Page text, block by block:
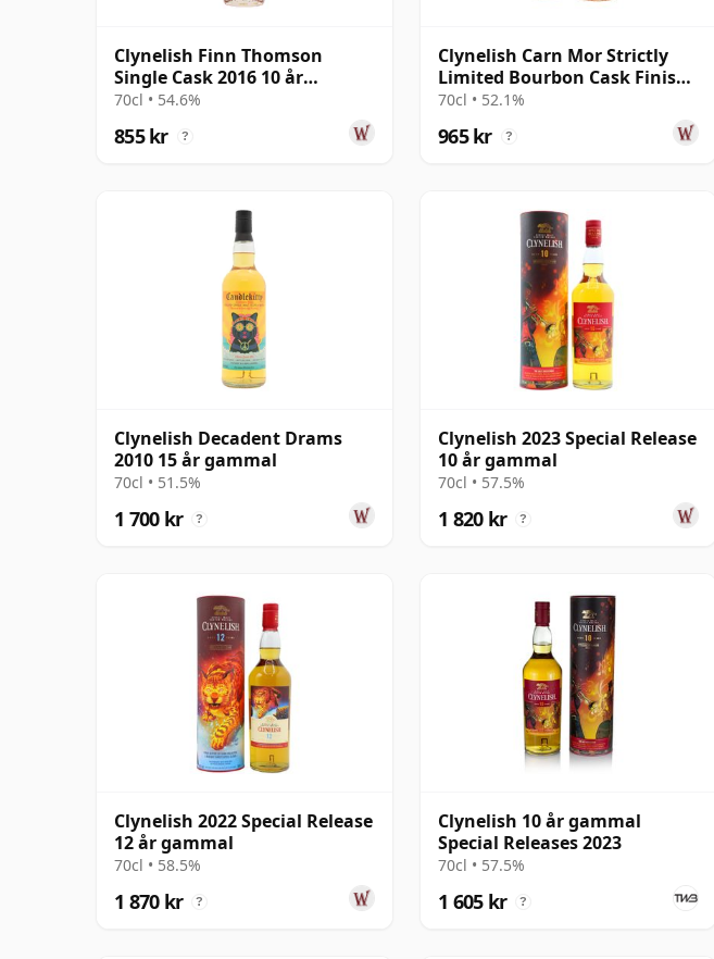
Clynelish Finn Thomson
Single Cask 2016 10 år
gammal
70cl • 54.6%
855 kr ?
Clynelish Carn Mor Strictly
Limited Bourbon Cask Finish
Sing 2014 11 år gammal
70cl • 52.1%
965 kr ?
Clynelish Decadent Drams
2010 15 år gammal
70cl • 51.5%
1 700 kr ?
Clynelish 2023 Special Release
10 år gammal
70cl • 57.5%
1 820 kr ?
Clynelish 2022 Special Release
12 år gammal
70cl • 58.5%
1 870 kr ?
Clynelish 10 år gammal
Special Releases 2023
70cl • 57.5%
1 605 kr ?